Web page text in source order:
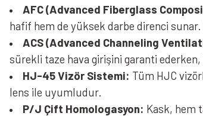
AFC (Advanced Fiberglass
hafif hem de yüksek darbe direnci
ACS (Advanced Channeling
sürekli taze hava girişini garanti ederken,
HJ-45 Vizör Sistemi: Tüm HJC
lens ile uyumludur.
P/J Çift Homologasyon: Kask, hem